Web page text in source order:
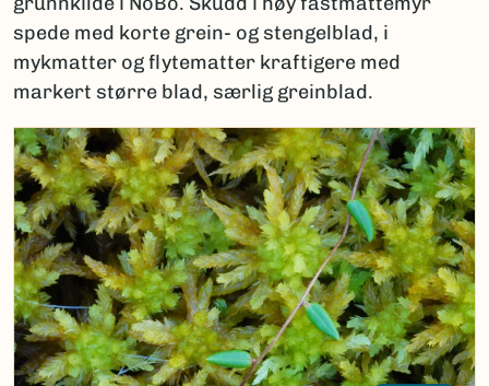
spede med korte grein- og stengelblad, i
mykmatter og flytematter kraftigere med
markert større blad, særlig greinblad.